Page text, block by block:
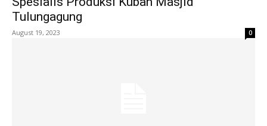
Tulungagung
August 19, 2023 0